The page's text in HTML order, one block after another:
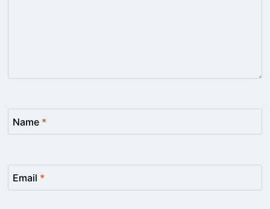
Name *
Email *